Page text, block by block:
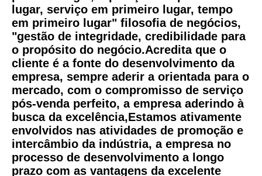
lugar, serviço em primeiro lugar, tempo
em primeiro lugar" filosofia de negócios,
"gestão de integridade, credibilidade para
o propósito do negócio.Acredita que o
cliente é a fonte do desenvolvimento da
empresa, sempre aderir a orientada para o
mercado, com o compromisso de serviço
pós-venda perfeito, a empresa aderindo à
busca da excelência,Estamos ativamente
envolvidos nas atividades de promoção e
intercâmbio da indústria, a empresa no
processo de desenvolvimento a longo
prazo com as vantagens da excelente